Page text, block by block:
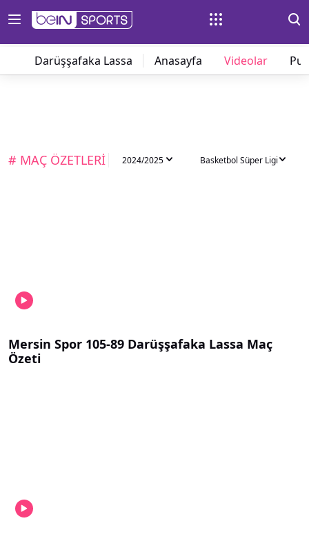
Darüşşafaka Lassa Anasayfa Videolar
# MAÇ ÖZETLERİ 2024/2025 Basketbol Süper Ligi
Mersin Spor 105-89 Darüşşafaka Lassa Maç
Özeti